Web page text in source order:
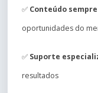
✅ Conteúdo
oportunidades do
✅ Suporte
resultados